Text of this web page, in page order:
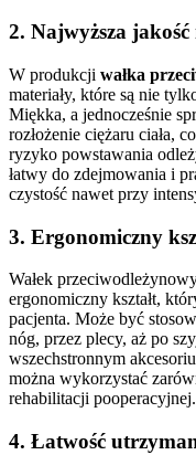
2. Najwyższa jakość
W produkcji wałka
materiały, które są nie
Miękka, a jednocześnie
rozłożenie ciężaru ciała,
ryzyko powstawania
łatwy do zdejmowania i
czystość nawet przy
3. Ergonomiczny
Wałek
ergonomiczny kształt,
pacjenta. Może być
nóg, przez plecy, aż po
wszechstronnym
można wykorzystać
rehabilitacji pooperacyjnej.
4. Łatwość